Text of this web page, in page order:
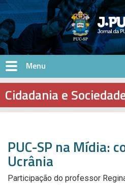
Pular para o conteúdo principal
Cidadania e
PUC-SP na Mídia:
Ucrânia
Participação do professor